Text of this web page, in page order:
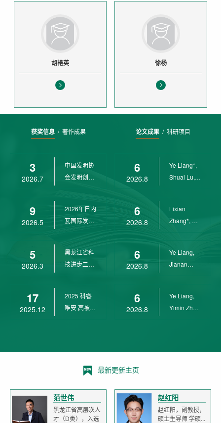
胡艳英 徐杨
获奖信息/ 著作成果
3
2026.7
中国发明协
会发明创业
9
2026.5
2026年日内
瓦国际发明
5
2026.3
黑龙江省科
技进步二等
17
2025.12
2025 科睿
唯安 高被引
论文成果/ 科研项目
6
2026.8
Ye Liang*,
Shuai Lu,
6
2026.8
Lixian
Zhang*, Ye
6
2026.8
Ye Liang,
Jianan
6
2026.8
Ye Liang,
Yimin Zhu,
最新更新主页
范世伟
黑龙江省高层次人
才（D类），入选
赵红阳
赵红阳，副教授，
硕士生导师 学硕...